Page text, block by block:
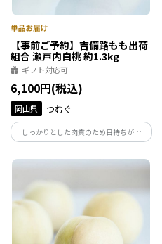
【事前ご予約】吉備路もも出荷
組合 瀬戸内白桃 約1.3kg
ギフト対応可
6,100円(税込)
岡山県 つむぐ
しっかりとした肉質のため日持ちが良
く、熟すとジューシーで甘い果汁が溢れ
ます。じっくりと時間をかけて育つので、
安定した甘みが特徴です。【お届け時期：
8月中旬～8月下旬】